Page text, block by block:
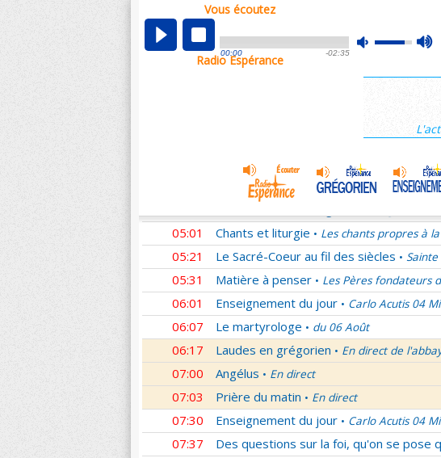
Vous écoutez
mute
00:00 -02:35
Radio Espérance
00:05
01:02 Sentinelles de la foi • Lettres de Saint
01:33 10 minutes avec Jésus
La Transfiguration
Les conférences de la Famille
Corinthiens 6/6
Entrons dans la liturgie Transfiguration
Entrons dans la liturgie • Transfiguration
05:01 Chants et liturgie • Les chants propres à
05:21 Le Sacré-Coeur au fil des siècles •
05:31 Matière à penser • Les Pères fondateurs
06:01 Enseignement du jour • Carlo Acutis 04
06:07 Le martyrologe • du 06 Août
06:17 Laudes en grégorien • En direct de
07:00 Angélus • En direct
07:03 Prière du matin • En direct
07:30 Enseignement du jour • Carlo Acutis 04
07:37 Des questions sur la foi, qu'on se pose